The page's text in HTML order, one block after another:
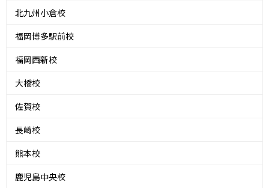
北九州小倉校
福岡博多駅前校
福岡西新校
大橋校
佐賀校
長崎校
熊本校
鹿児島中央校